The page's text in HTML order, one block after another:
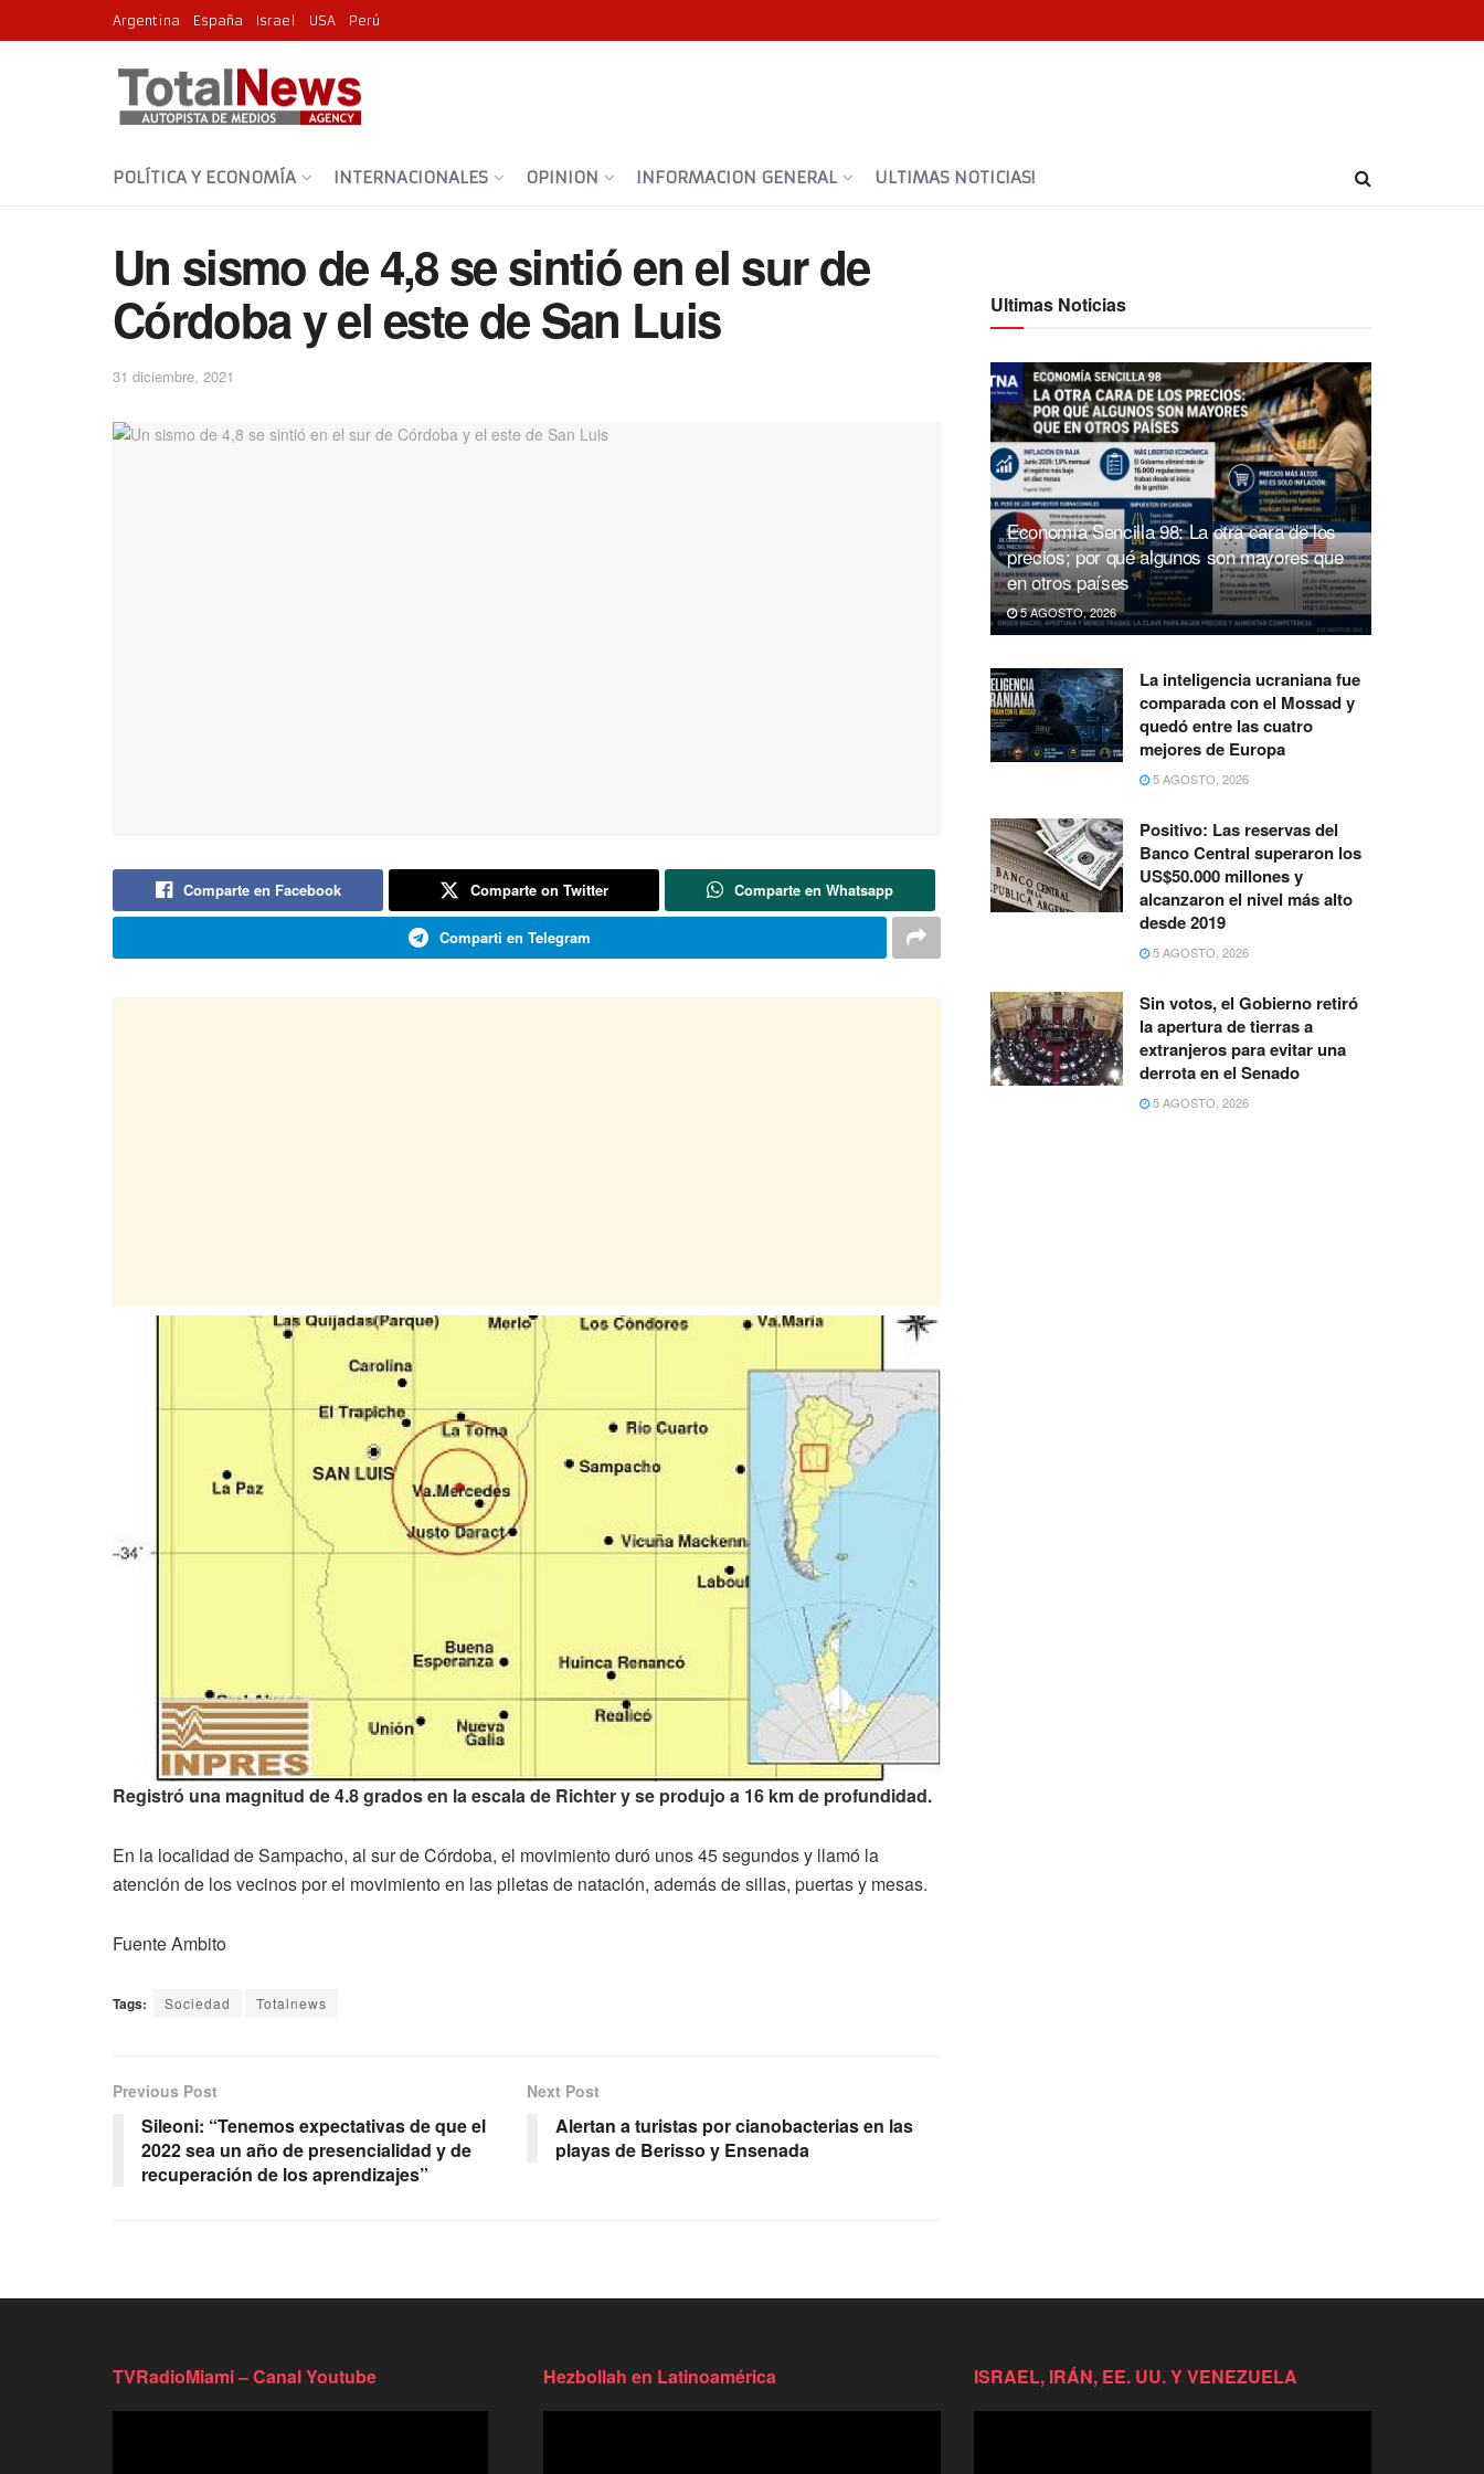
Argentina España Israel USA Perú
POLÍTICA Y ECONOMÍA INTERNACIONALES OPINION INFORMACION GENERAL ULTIMAS NOTICIAS!
Un sismo de 4,8 se sintió en el sur de
Córdoba y el este de San Luis
31 diciembre, 2021
Comparte en Facebook Comparte on Twitter Comparte en Whatsapp
Comparti en Telegram
Registró una magnitud de 4.8 grados en la escala de Richter y se produjo a 16 km de profundidad.
En la localidad de Sampacho, al sur de Córdoba, el movimiento duró unos 45 segundos y llamó la
atención de los vecinos por el movimiento en las piletas de natación, además de sillas, puertas y mesas.
Fuente Ambito
Tags: Sociedad Totalnews
Previous Post
Sileoni: “Tenemos expectativas de que el
2022 sea un año de presencialidad y de
recuperación de los aprendizajes”
Next Post
Alertan a turistas por cianobacterias en las
playas de Berisso y Ensenada
Ultimas Noticias
Economía Sencilla 98: La otra cara de los
precios; por qué algunos son mayores que
en otros países
5 AGOSTO, 2026
La inteligencia ucraniana fue
comparada con el Mossad y
quedó entre las cuatro
mejores de Europa
5 AGOSTO, 2026
Positivo: Las reservas del
Banco Central superaron los
US$50.000 millones y
alcanzaron el nivel más alto
desde 2019
5 AGOSTO, 2026
Sin votos, el Gobierno retiró
la apertura de tierras a
extranjeros para evitar una
derrota en el Senado
5 AGOSTO, 2026
TVRadioMiami – Canal Youtube Hezbollah en Latinoamérica ISRAEL, IRÁN, EE. UU. Y VENEZUELA